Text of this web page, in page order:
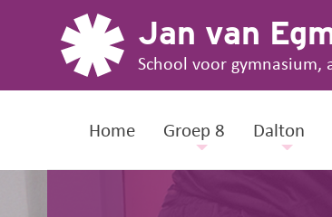
Jan van
School voor
Home Groep 8 Dalton